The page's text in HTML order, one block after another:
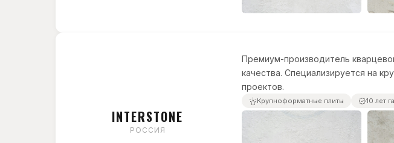
INTERSTONE
РОССИЯ
Премиум-производитель
качества. Специализируется на
проектов.
Крупноформатные плиты 10 лет